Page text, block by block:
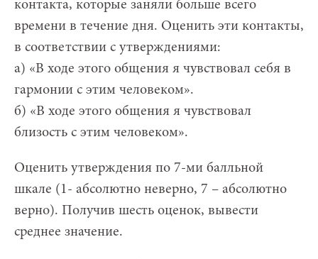
контакта, которые заняли больше всего
времени в течение дня. Оценить эти контакты,
в соответствии с утверждениями:
а) «В ходе этого общения я чувствовал себя в
гармонии с этим человеком».
б) «В ходе этого общения я чувствовал
близость с этим человеком».
Оценить утверждения по 7-ми балльной
шкале (1- абсолютно неверно, 7 – абсолютно
верно). Получив шесть оценок, вывести
среднее значение.